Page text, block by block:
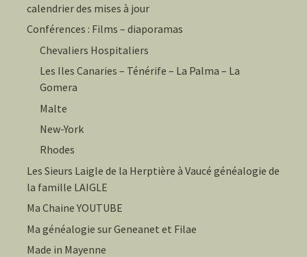
calendrier des mises à jour
Conférences : Films – diaporamas
Chevaliers Hospitaliers
Les Iles Canaries – Ténérife – La Palma – La
Gomera
Malte
New-York
Rhodes
Les Sieurs Laigle de la Herptière à Vaucé généalogie de
la famille LAIGLE
Ma Chaine YOUTUBE
Ma généalogie sur Geneanet et Filae
Made in Mayenne